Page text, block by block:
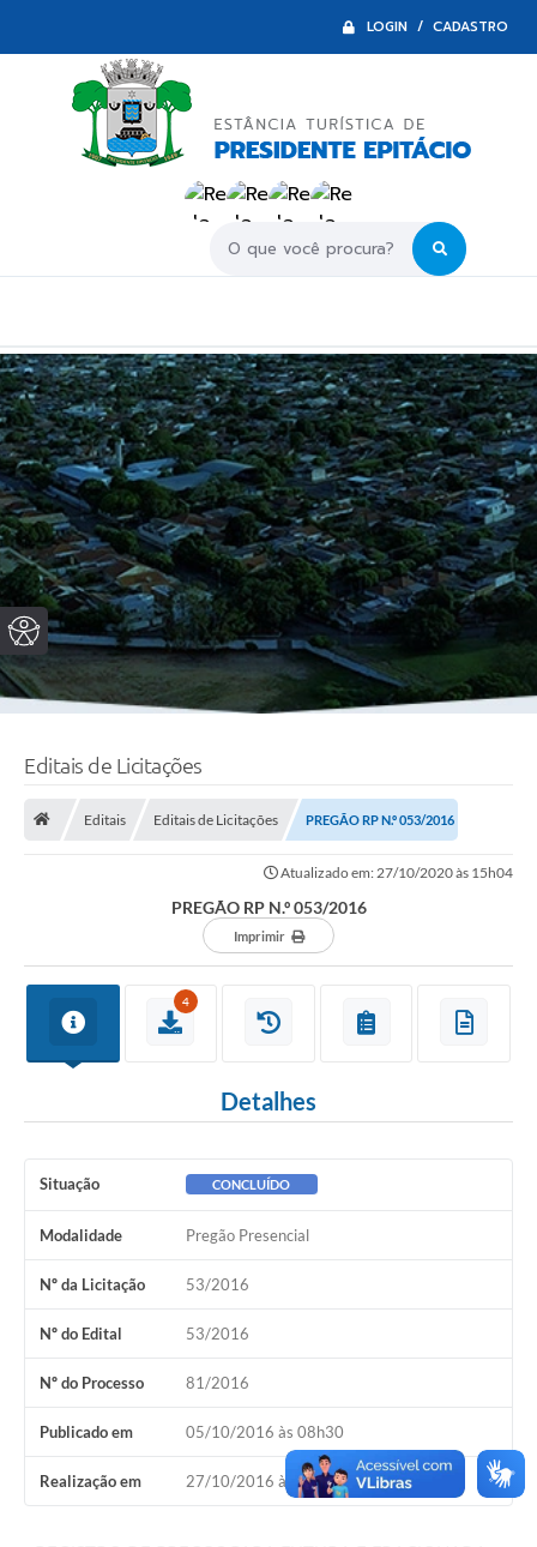
LOGIN / CADASTRO
Editais de Licitações
Editais Editais de Licitações PREGÃO RP N.º 053/2016
Atualizado em: 27/10/2020 às 15h04
PREGÃO RP N.º 053/2016
Imprimir
4
Detalhes
Situação CONCLUÍDO
Modalidade Pregão Presencial
Nº da Licitação 53/2016
Nº do Edital 53/2016
Nº do Processo 81/2016
Publicado em 05/10/2016 às 08h30
Realização em 27/10/2016 às 08h30